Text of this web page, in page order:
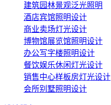
建筑园林景观泛光照明
酒店宾馆照明设计
商业卖场灯光设计
博物馆展览馆照明设计
办公写字楼照明设计
餐饮娱乐休闲灯光设计
销售中心样板房灯光设计
会所别墅照明设计